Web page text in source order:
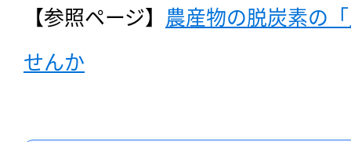
【参照ページ】 農産物の脱炭素の
せんか